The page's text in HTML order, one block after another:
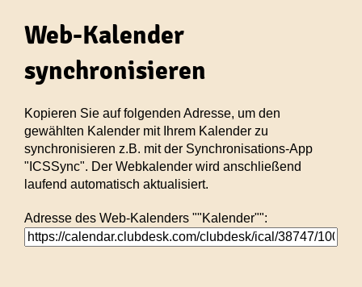
Web-Kalender
synchronisieren
Kopieren Sie auf folgenden Adresse, um den
gewählten Kalender mit Ihrem Kalender zu
synchronisieren z.B. mit der Synchronisations-App
"ICSSync". Der Webkalender wird anschließend
laufend automatisch aktualisiert.
Adresse des Web-Kalenders ""Kalender"":